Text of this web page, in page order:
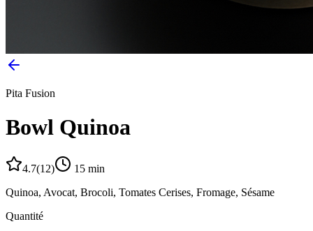
Pita Fusion
Bowl Quinoa
4.7(12) 15 min
Quinoa, Avocat, Brocoli, Tomates Cerises, Fromage, Sésame
Quantité